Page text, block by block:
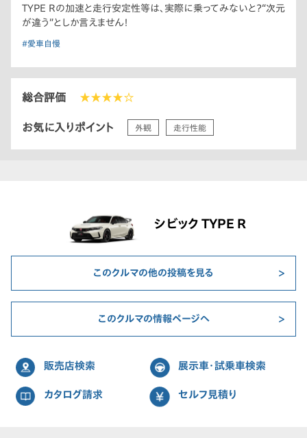
TYPE Rの加速と走行安定性等は、実際に乗ってみないと？“次元
が違う”としか言えません！
#愛車自慢
総合評価 ★★★★☆
お気に入りポイント 外観 走行性能
シビック TYPE R
このクルマの他の投稿を見る
このクルマの情報ページへ
販売店検索 展示車・試乗車検索
カタログ請求 セルフ見積り